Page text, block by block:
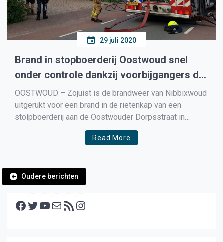
29 juli 2020
Brand in stopboerderij Oostwoud snel
onder controle dankzij voorbijgangers die
brandalarm hoorden
OOSTWOUD – Zojuist is de brandweer van Nibbixwoud
uitgerukt voor een brand in de rietenkap van een
stolpboerderij aan de Oostwouder Dorpsstraat in
Oostwoud. Onze verslaggever ter plaatse meldt dat er
zichtbaar rook vanuit het rietendak komt, maar dat er
Read More
Berichtennavigatie
Oudere berichten
Facebook Twitter YouTube E-mail RSS feed